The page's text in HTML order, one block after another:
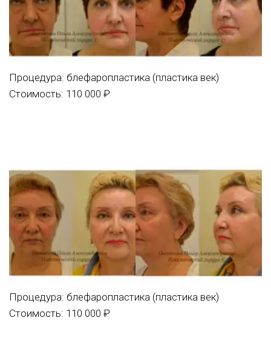
Процедура: блефаропластика (пластика век)
Стоимость: 110 000 ₽
Процедура: блефаропластика (пластика век)
Стоимость: 110 000 ₽